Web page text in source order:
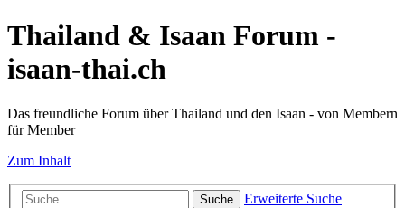
Thailand & Isaan Forum -
isaan-thai.ch
Das freundliche Forum über Thailand und den Isaan - von Membern
für Member
Zum Inhalt
Suche Erweiterte Suche